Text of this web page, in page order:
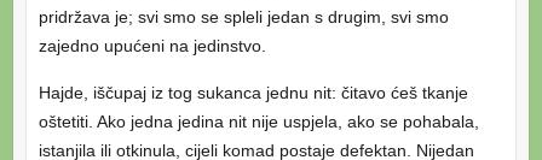
pridržava je; svi smo se spleli jedan s drugim, svi smo
zajedno upućeni na jedinstvo.
Hajde, iščupaj iz tog sukanca jednu nit: čitavo ćeš tkanje
oštetiti. Ako jedna jedina nit nije uspjela, ako se pohabala,
istanjila ili otkinula, cijeli komad postaje defektan. Nijedan